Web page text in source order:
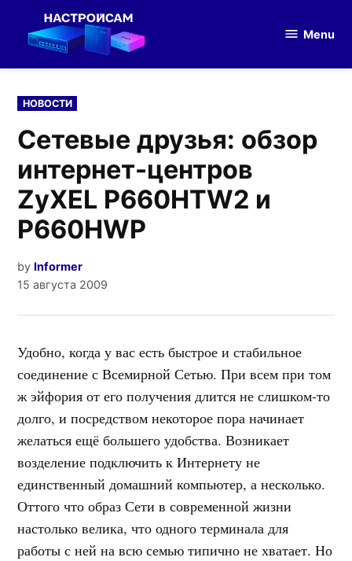
оборудования
Menu
POSTED
IN
НОВОСТИ
Сетевые друзья: обзор
интернет-центров
ZyXEL P660HTW2 и
P660HWP
by Informer
15 августа 2009
Удобно, когда у вас есть быстрое и стабильное
соединение с Всемирной Сетью. При всем при том
ж эйфория от его получения длится не слишком-то
долго, и посредством некоторое пора начинает
желаться ещё большего удобства. Возникает
возделение подключить к Интернету не
единственный домашний компьютер, а несколько.
Оттого что образ Сети в современной жизни
настолько велика, что одного терминала для
работы с ней на всю семью типично не хватает. Но